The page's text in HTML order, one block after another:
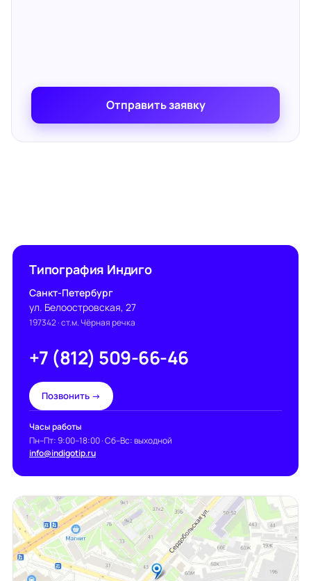
Отправить заявку
Типография Индиго
Санкт-Петербург
ул. Белоостровская, 27
197342· ст.м. Чёрная речка
+7 (812) 509-66-46
Позвонить →
Часы работы
Пн–Пт: 9:00–18:00 · Сб–Вс: выходной
info@indigotip.ru